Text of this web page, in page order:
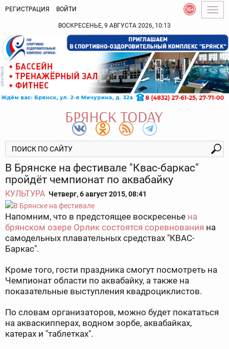
РЕГИСТРАЦИЯ ВОЙТИ
ВОСКРЕСЕНЬЕ, 9 АВГУСТА 2026, 10:13
В Брянске на фестивале "Квас-баркас"
пройдёт чемпионат по аквабайку
КУЛЬТУРА Четверг, 6 август 2015, 08:41
Напомним, что в предстоящее воскресенье на
брянском озере Орлик состоятся соревнования на
самодельных плавательных средствах "КВАС-
Баркас".
Кроме того, гости праздника смогут посмотреть на
Чемпионат области по аквабайку, а также на
показательные выступления квадроциклистов.
По словам организаторов, можно будет покататься
на акваскипперах, водном зорбе, аквабайках,
катерах и "таблетках".